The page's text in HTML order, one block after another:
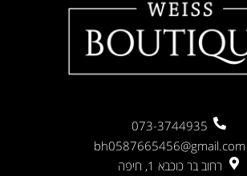
073-3744935
bh0587665456@gmail.com
רחוב בר כוכבא 1, חיפה